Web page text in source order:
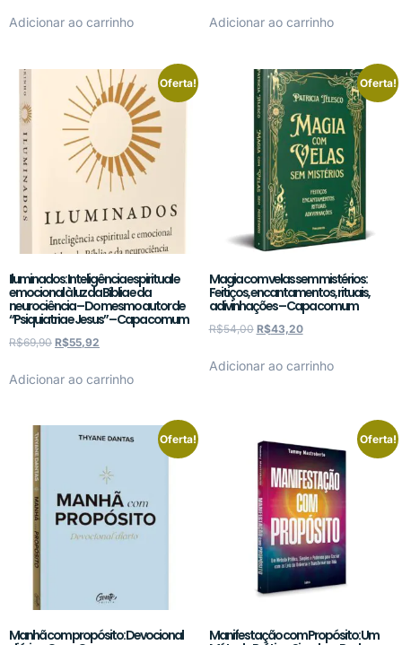
Adicionar ao carrinho Adicionar ao carrinho
Oferta!
Iluminados: Inteligência espiritual e
emocional à luz da Bíblia e da
neurociência – Do mesmo autor de
“Psiquiatria e Jesus” – Capa comum
R$69,90 R$55,92
Adicionar ao carrinho
Oferta!
Magia com velas sem mistérios:
Feitiços, encantamentos, rituais,
adivinhações – Capa comum
R$54,00 R$43,20
Adicionar ao carrinho
Oferta!
Manhã com propósito: Devocional
Oferta!
Manifestação com Propósito: Um